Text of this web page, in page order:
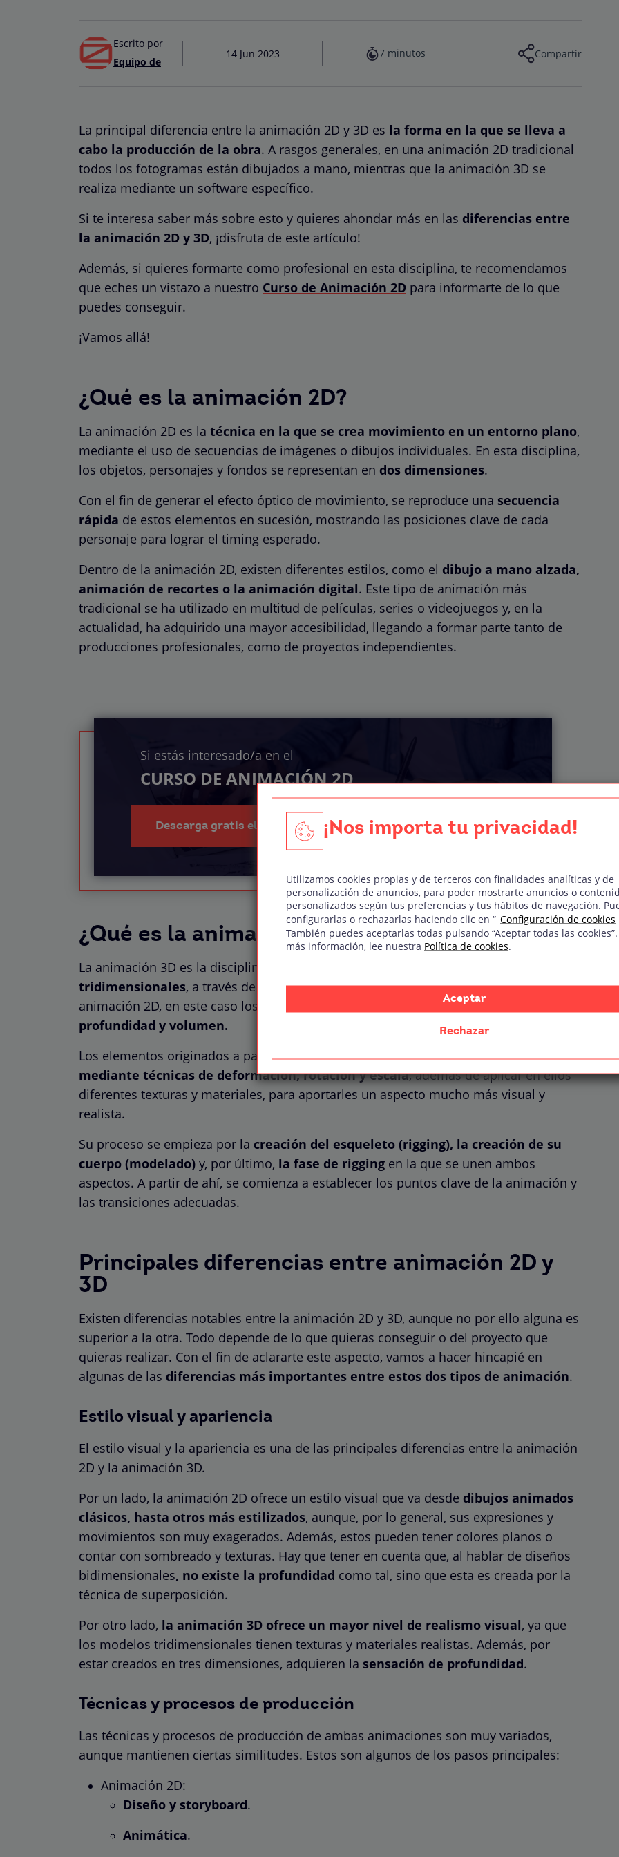
Escrito por
Equipo de
14 Jun 2023 7 minutos Compartir
La principal diferencia entre la animación 2D y 3D es la forma en la que se lleva a
cabo la producción de la obra. A rasgos generales, en una animación 2D tradicional
todos los fotogramas están dibujados a mano, mientras que la animación 3D se
realiza mediante un software específico.
Si te interesa saber más sobre esto y quieres ahondar más en las diferencias entre
la animación 2D y 3D, ¡disfruta de este artículo!
Además, si quieres formarte como profesional en esta disciplina, te recomendamos
que eches un vistazo a nuestro Curso de Animación 2D para informarte de lo que
puedes conseguir.
¡Vamos allá!
¿Qué es la animación 2D?
La animación 2D es la técnica en la que se crea movimiento en un entorno plano,
mediante el uso de secuencias de imágenes o dibujos individuales. En esta disciplina,
los objetos, personajes y fondos se representan en dos dimensiones.
Con el fin de generar el efecto óptico de movimiento, se reproduce una secuencia
rápida de estos elementos en sucesión, mostrando las posiciones clave de cada
personaje para lograr el timing esperado.
Dentro de la animación 2D, existen diferentes estilos, como el dibujo a mano alzada,
animación de recortes o la animación digital. Este tipo de animación más
tradicional se ha utilizado en multitud de películas, series o videojuegos y, en la
actualidad, ha adquirido una mayor accesibilidad, llegando a formar parte tanto de
producciones profesionales, como de proyectos independientes.
Si estás interesado/a en el
CURSO DE ANIMACIÓN 2D
Descarga gratis el índice del temario
¿Qué es la animación 3D?
La animación 3D es la disciplina en la que
tridimensionales, a través de un software específico de animación. A diferencia de la
animación 2D, en este caso los objetos, personajes y fondos se representan con
profundidad y volumen.
Los elementos originados a partir de vértices, aristas y caras se puedenanimar
mediante técnicas de deformación, rotación y escala, además de aplicar en ellos
diferentes texturas y materiales, para aportarles un aspecto mucho más visual y
realista.
Su proceso se empieza por la creación del esqueleto (rigging), la creación de su
cuerpo (modelado) y, por último, la fase de rigging en la que se unen ambos
aspectos. A partir de ahí, se comienza a establecer los puntos clave de la animación y
las transiciones adecuadas.
Principales diferencias entre animación 2D y
3D
Existen diferencias notables entre la animación 2D y 3D, aunque no por ello alguna es
superior a la otra. Todo depende de lo que quieras conseguir o del proyecto que
quieras realizar. Con el fin de aclararte este aspecto, vamos a hacer hincapié en
algunas de las diferencias más importantes entre estos dos tipos de animación.
Estilo visual y apariencia
El estilo visual y la apariencia es una de las principales diferencias entre la animación
2D y la animación 3D.
Por un lado, la animación 2D ofrece un estilo visual que va desde dibujos animados
clásicos, hasta otros más estilizados, aunque, por lo general, sus expresiones y
movimientos son muy exagerados. Además, estos pueden tener colores planos o
contar con sombreado y texturas. Hay que tener en cuenta que, al hablar de diseños
bidimensionales, no existe la profundidad como tal, sino que esta es creada por la
técnica de superposición.
Por otro lado, la animación 3D ofrece un mayor nivel de realismo visual, ya que
los modelos tridimensionales tienen texturas y materiales realistas. Además, por
estar creados en tres dimensiones, adquieren la sensación de profundidad.
Técnicas y procesos de producción
Las técnicas y procesos de producción de ambas animaciones son muy variados,
aunque mantienen ciertas similitudes. Estos son algunos de los pasos principales:
Animación 2D:
Diseño y storyboard.
Animática.
¡Nos importa tu privacidad!
Utilizamos cookies propias y de terceros con finalidades analíticas y de
personalización de anuncios, para poder mostrarte anuncios o
personalizados según tus preferencias y tus hábitos de navegación.
configurarlas o rechazarlas haciendo clic en “ Configuración de cookies
También puedes aceptarlas todas pulsando “Aceptar todas las
más información, lee nuestra Política de cookies.
Aceptar
Rechazar